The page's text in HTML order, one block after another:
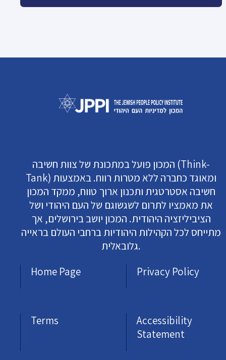
המכון פועל במתכונת של צוות חשיבה (Think-
Tank) ומאוגד כחברה ללא מטרות רווח. באמצעות
חשיבה אסטרטגית ותכנון ארוך טווח, ממקד המכון
את מאמציו לתרום לשגשוגם של העם היהודי ושל
הציביליזציה היהודית. המכון יושב בירושלים, אך
מתייחס לכל הקהילות היהודיות ברחבי העולם בראייה
גלובאלית.
Home Page
Privacy Policy
Terms
Accessibility
Statement